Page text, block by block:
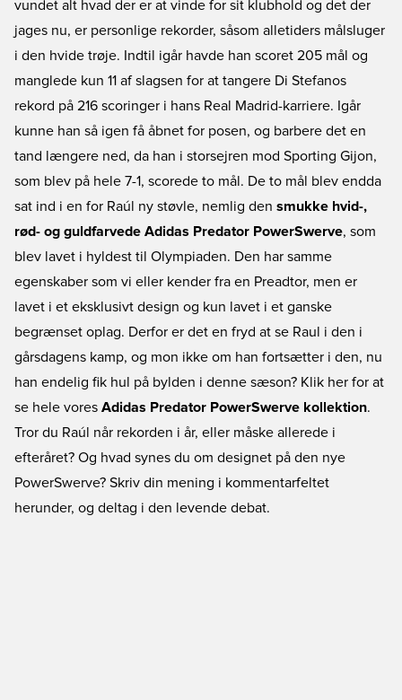
vundet alt hvad der er at vinde for sit klubhold og det der
jages nu, er personlige rekorder, såsom alletiders målsluger
i den hvide trøje. Indtil igår havde han scoret 205 mål og
manglede kun 11 af slagsen for at tangere Di Stefanos
rekord på 216 scoringer i hans Real Madrid-karriere. Igår
kunne han så igen få åbnet for posen, og barbere det en
tand længere ned, da han i storsejren mod Sporting Gijon,
som blev på hele 7-1, scorede to mål. De to mål blev endda
sat ind i en for Raúl ny støvle, nemlig den smukke hvid-,
rød- og guldfarvede Adidas Predator PowerSwerve, som
blev lavet i hyldest til Olympiaden. Den har samme
egenskaber som vi eller kender fra en Preadtor, men er
lavet i et eksklusivt design og kun lavet i et ganske
begrænset oplag. Derfor er det en fryd at se Raul i den i
gårsdagens kamp, og mon ikke om han fortsætter i den, nu
han endelig fik hul på bylden i denne sæson? Klik her for at
se hele vores Adidas Predator PowerSwerve kollektion.
Tror du Raúl når rekorden i år, eller måske allerede i
efteråret? Og hvad synes du om designet på den nye
PowerSwerve? Skriv din mening i kommentarfeltet
herunder, og deltag i den levende debat.